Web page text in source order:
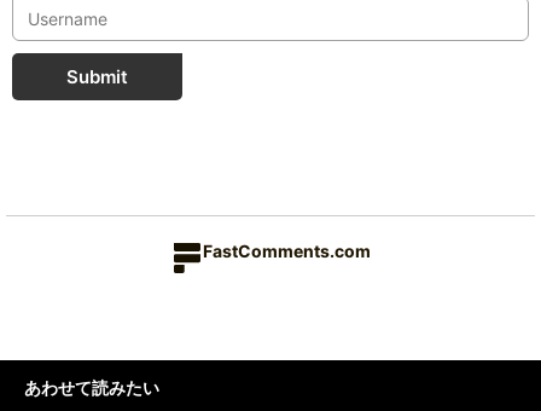
Submit
FastComments.com
あわせて読みたい